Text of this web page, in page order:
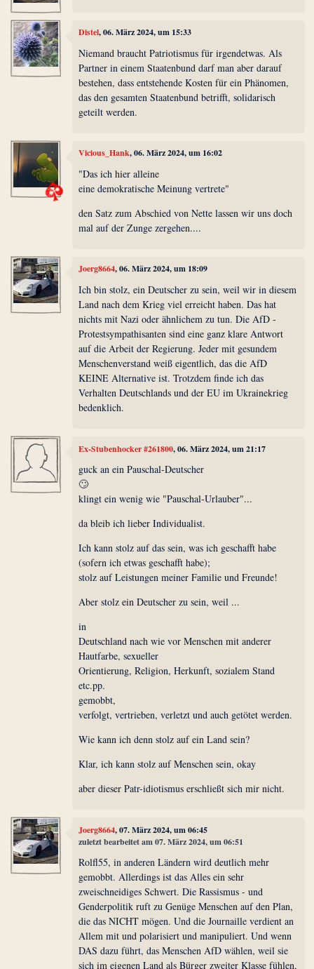
Distel, 06. März 2024, um 15:33
Niemand braucht Patriotismus für irgendetwas. Als
Partner in einem Staatenbund darf man aber darauf
bestehen, dass entstehende Kosten für ein Phänomen,
das den gesamten Staatenbund betrifft, solidarisch
geteilt werden.
Vicious_Hank, 06. März 2024, um 16:02
"Das ich hier alleine
eine demokratische Meinung vertrete"
den Satz zum Abschied von Nette lassen wir uns doch
mal auf der Zunge zergehen....
Joerg8664, 06. März 2024, um 18:09
Ich bin stolz, ein Deutscher zu sein, weil wir in diesem
Land nach dem Krieg viel erreicht haben. Das hat
nichts mit Nazi oder ähnlichem zu tun. Die AfD -
Protestsympathisanten sind eine ganz klare Antwort
auf die Arbeit der Regierung. Jeder mit gesundem
Menschenverstand weiß eigentlich, das die AfD
KEINE Alternative ist. Trotzdem finde ich das
Verhalten Deutschlands und der EU im Ukrainekrieg
bedenklich.
Ex-Stubenhocker #261800, 06. März 2024, um 21:17
guck an ein Pauschal-Deutscher
🙄
klingt ein wenig wie "Pauschal-Urlauber"...
da bleib ich lieber Individualist.
Ich kann stolz auf das sein, was ich geschafft habe
(sofern ich etwas geschafft habe);
stolz auf Leistungen meiner Familie und Freunde!
Aber stolz ein Deutscher zu sein, weil ...
in
Deutschland nach wie vor Menschen mit anderer
Hautfarbe, sexueller
Orientierung, Religion, Herkunft, sozialem Stand
etc.pp.
gemobbt,
verfolgt, vertrieben, verletzt und auch getötet werden.
Wie kann ich denn stolz auf ein Land sein?
Klar, ich kann stolz auf Menschen sein, okay
aber dieser Patr-idiotismus erschließt sich mir nicht.
Joerg8664, 07. März 2024, um 06:45
zuletzt bearbeitet am 07. März 2024, um 06:51
Rolfl55, in anderen Ländern wird deutlich mehr
gemobbt. Allerdings ist das Alles ein sehr
zweischneidiges Schwert. Die Rassismus - und
Genderpolitik ruft zu Genüge Menschen auf den Plan,
die das NICHT mögen. Und die Journaille verdient an
Allem mit und polarisiert und manipuliert. Und wenn
DAS dazu führt, das Menschen AfD wählen, weil sie
sich im eigenen Land als Bürger zweiter Klasse fühlen,